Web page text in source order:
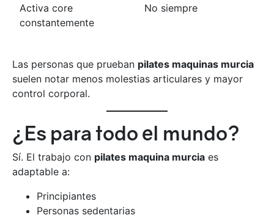
Activa core
constantemente
No siempre
Las personas que prueban pilates maquinas murcia
suelen notar menos molestias articulares y mayor
control corporal.
¿Es para todo el mundo?
Sí. El trabajo con pilates maquina murcia es
adaptable a:
Principiantes
Personas sedentarias